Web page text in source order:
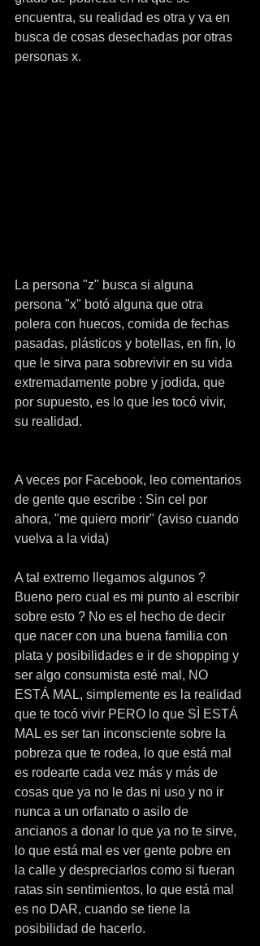
encuentra, su realidad es otra y va en
busca de cosas desechadas por otras
personas x.
La persona "z" busca si alguna
persona "x" botó alguna que otra
polera con huecos, comida de fechas
pasadas, plásticos y botellas, en fin, lo
que le sirva para sobrevivir en su vida
extremadamente pobre y jodida, que
por supuesto, es lo que les tocó vivir,
su realidad.
A veces por Facebook, leo comentarios
de gente que escribe : Sin cel por
ahora, "me quiero morir" (aviso cuando
vuelva a la vida)
A tal extremo llegamos algunos ?
Bueno pero cual es mi punto al escribir
sobre esto ? No es el hecho de decir
que nacer con una buena familia con
plata y posibilidades e ir de shopping y
ser algo consumista esté mal, NO
ESTÁ MAL, simplemente es la realidad
que te tocó vivir PERO lo que SÌ ESTÁ
MAL es ser tan inconsciente sobre la
pobreza que te rodea, lo que está mal
es rodearte cada vez más y más de
cosas que ya no le das ni uso y no ir
nunca a un orfanato o asilo de
ancianos a donar lo que ya no te sirve,
lo que está mal es ver gente pobre en
la calle y despreciarlos como si fueran
ratas sin sentimientos, lo que está mal
es no DAR, cuando se tiene la
posibilidad de hacerlo.